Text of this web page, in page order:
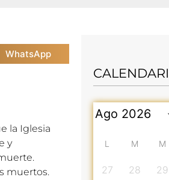
WhatsApp
la Iglesia
y
muertos.
L M M
27 28 29